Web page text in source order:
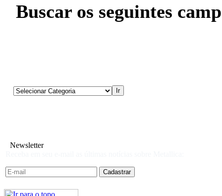
Buscar os seguintes
Newsletter